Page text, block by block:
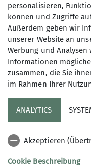
Maximale
9
Sektion
Artikel
personalisieren,
können und Zugriffe
Außerdem geben wir
unserer Website an
Werbung und
Informationen
zusammen, die Sie
im Rahmen Ihrer
ANALYTICS
Akzeptieren
Cookie Beschreibung